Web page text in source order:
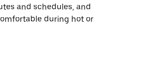
and schedules, and
during hot or